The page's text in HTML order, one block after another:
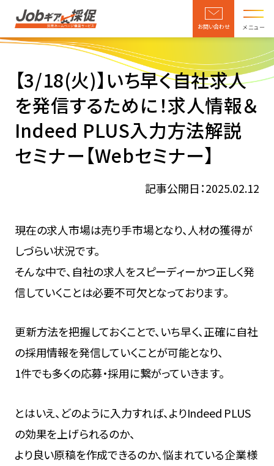
お問い合わせ メニュー
【3/18(火)】いち早く自社求人
を発信するために！求人情報＆
Indeed PLUS入力方法解説
セミナー【Webセミナー】
記事公開日：2025.02.12
現在の求人市場は売り手市場となり、人材の獲得が
しづらい状況です。
そんな中で、自社の求人をスピーディーかつ正しく発
信していくことは必要不可欠となっております。
更新方法を把握しておくことで、いち早く、正確に自社
の採用情報を発信していくことが可能となり、
1件でも多くの応募・採用に繋がっていきます。
とはいえ、どのように入力すれば、よりIndeed PLUS
の効果を上げられるのか、
より良い原稿を作成できるのか、悩まれている企業様